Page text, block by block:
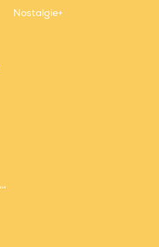
Nostalgie+